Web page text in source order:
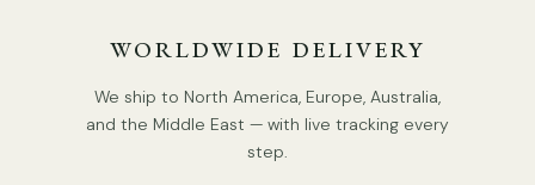
Umgebung: Innen
Gewicht: 5kg / 11lbs
Werksversand: durchschnittlich 5–10 Tage zur Vorbereitung
WORLDWIDE DELIVERY
We ship to North America, Europe, Australia,
and the Middle East — with live tracking every
step.